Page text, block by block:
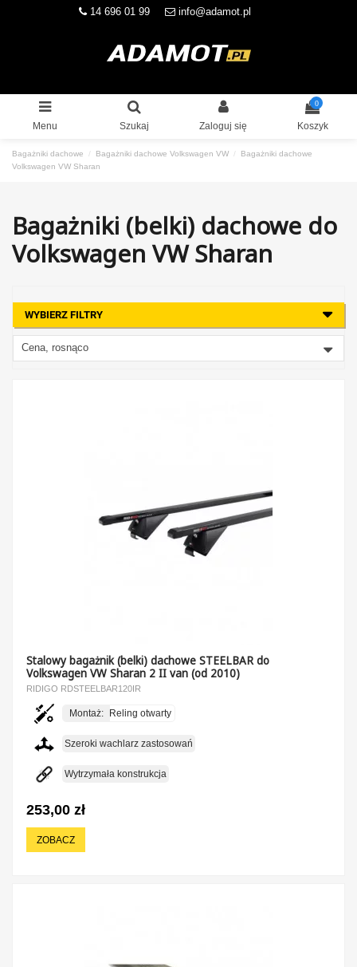
14 696 01 99 info@adamot.pl
Menu Szukaj Zaloguj się
0
Koszyk
Bagażniki dachowe Bagażniki dachowe Volkswagen VW
Bagażniki dachowe
Volkswagen VW Sharan
Bagażniki (belki) dachowe do
Volkswagen VW Sharan
WYBIERZ FILTRY
Cena, rosnąco
Stalowy bagażnik (belki) dachowe STEELBAR do
Volkswagen VW Sharan 2 II van (od 2010)
RIDIGO RDSTEELBAR120IR
Montaż: Reling otwarty
Szeroki wachlarz zastosowań
Wytrzymała konstrukcja
253,00 zł
ZOBACZ